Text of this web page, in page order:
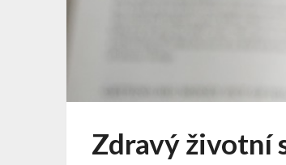
Zdravý životní